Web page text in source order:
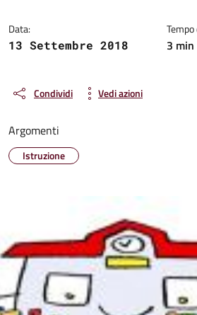
Data:
13 Settembre 2018
3 min
Condividi Vedi azioni
Argomenti
Istruzione